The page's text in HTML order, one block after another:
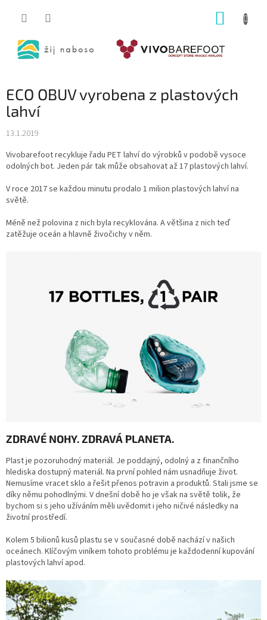
ECO OBUV vyrobena z plastových
lahví
13.1.2019
Vivobarefoot recykluje řadu PET lahví do výrobků v podobě vysoce
odolných bot. Jeden pár tak může obsahovat až 17 plastových lahví.
V roce 2017 se každou minutu prodalo 1 milion plastových lahví na
světě.
Méně než polovina z nich byla recyklována. A většina z nich teď
zatěžuje oceán a hlavně živočichy v něm.
ZDRAVÉ NOHY. ZDRAVÁ PLANETA.
Plast je pozoruhodný materiál. Je poddajný, odolný a z finančního
hlediska dostupný materiál. Na první pohled nám usnadňuje život.
Nemusíme vracet sklo a řešit přenos potravin a produktů. Stali jsme se
díky němu pohodlnými. V dnešní době ho je však na světě tolik, že
bychom si s jeho užíváním měli uvědomit i jeho ničivé následky na
životní prostředí.
Kolem 5 bilionů kusů plastu se v současné době nachází v našich
oceánech. Klíčovým viníkem tohoto problému je každodenní kupování
plastových lahví apod.